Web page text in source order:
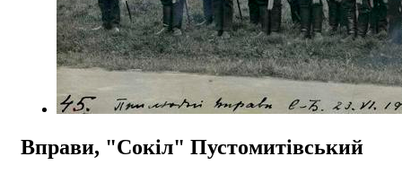
Вправи, "Сокіл" Пустомитівський